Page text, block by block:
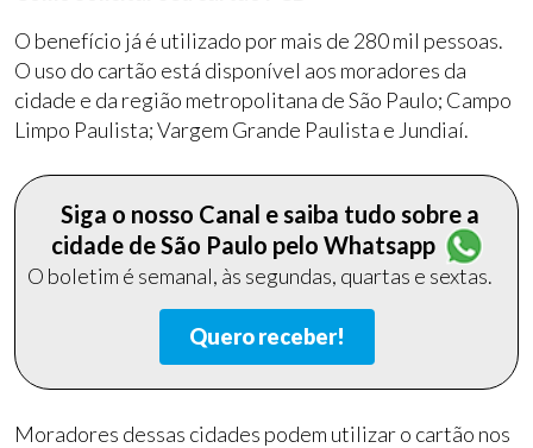
O benefício já é utilizado por mais de 280 mil pessoas.
O uso do cartão está disponível aos moradores da
cidade e da região metropolitana de São Paulo; Campo
Limpo Paulista; Vargem Grande Paulista e Jundiaí.
Siga o nosso Canal e saiba tudo sobre a
cidade de São Paulo pelo Whatsapp
O boletim é semanal, às segundas, quartas e sextas.
Quero receber!
Moradores dessas cidades podem utilizar o cartão nos